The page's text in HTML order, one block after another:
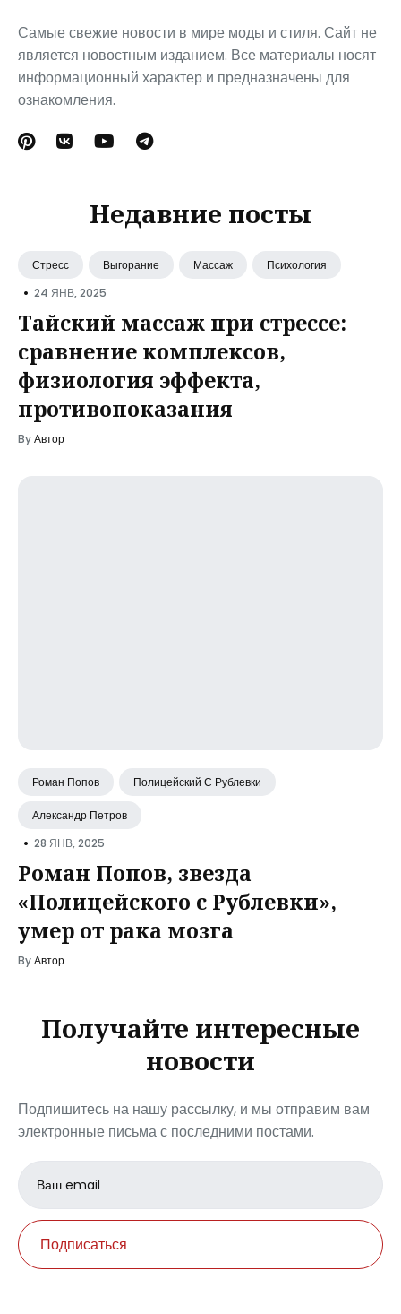
Самые свежие новости в мире моды и стиля. Сайт не
является новостным изданием. Все материалы носят
информационный характер и предназначены для
ознакомления.
Недавние посты
Стресс Выгорание Массаж Психология
• 24 ЯНВ, 2025
Тайский массаж при стрессе:
сравнение комплексов,
физиология эффекта,
противопоказания
ByАвтор
Роман Попов Полицейский С Рублевки
Александр Петров
• 28 ЯНВ, 2025
Роман Попов, звезда
«Полицейского с Рублевки»,
умер от рака мозга
ByАвтор
Получайте интересные
новости
Подпишитесь на нашу рассылку, и мы отправим вам
электронные письма с последними постами.
Email
address
Подписаться